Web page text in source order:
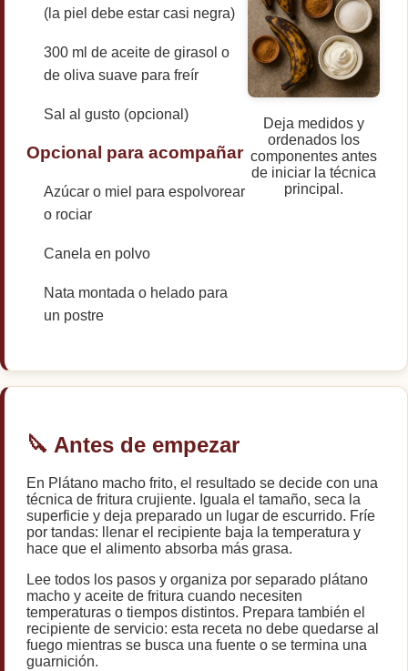
(la piel debe estar casi negra)
300 ml de aceite de girasol o
de oliva suave para freír
Sal al gusto (opcional)
Opcional para acompañar
Azúcar o miel para espolvorear
o rociar
Canela en polvo
Nata montada o helado para
un postre
Deja medidos y
ordenados los
componentes antes
de iniciar la técnica
principal.
🔪 Antes de empezar
En Plátano macho frito, el resultado se decide con una
técnica de fritura crujiente. Iguala el tamaño, seca la
superficie y deja preparado un lugar de escurrido. Fríe
por tandas: llenar el recipiente baja la temperatura y
hace que el alimento absorba más grasa.
Lee todos los pasos y organiza por separado plátano
macho y aceite de fritura cuando necesiten
temperaturas o tiempos distintos. Prepara también el
recipiente de servicio: esta receta no debe quedarse al
fuego mientras se busca una fuente o se termina una
guarnición.